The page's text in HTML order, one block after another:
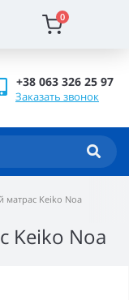
0
+38 063 326 25 97
Заказать звонок
матрас Keiko Noa
Keiko Noa